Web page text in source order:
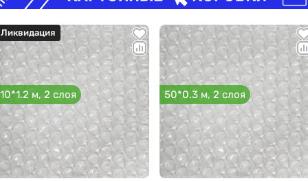
Ликвидация
10*1.2 м, 2 слоя 50*0.3 м, 2 слоя